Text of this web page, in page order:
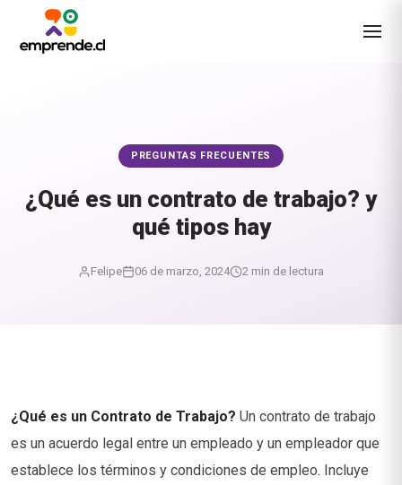
PREGUNTAS FRECUENTES
¿Qué es un contrato de trabajo? y
qué tipos hay
Felipe 06 de marzo, 2024 2 min de lectura
¿Qué es un Contrato de Trabajo? Un contrato de trabajo
es un acuerdo legal entre un empleado y un empleador que
establece los términos y condiciones de empleo. Incluye